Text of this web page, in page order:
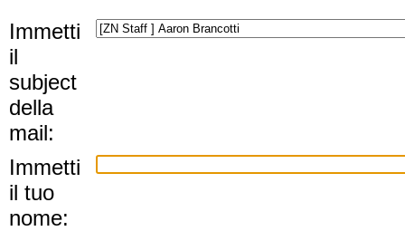
Immetti
il
subject
della
mail:
Immetti
il tuo
nome: